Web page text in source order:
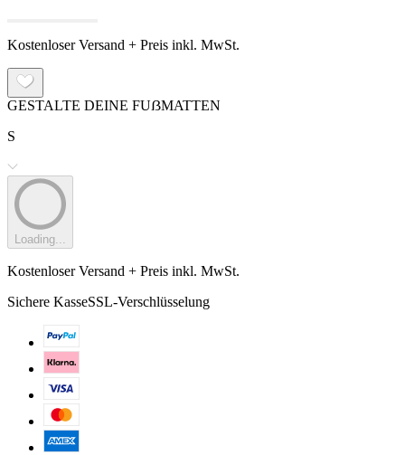
Kostenloser Versand + Preis inkl. MwSt.
GESTALTE DEINE FUẞMATTEN
S
Loading...
Kostenloser Versand + Preis inkl. MwSt.
Sichere KasseSSL-Verschlüsselung